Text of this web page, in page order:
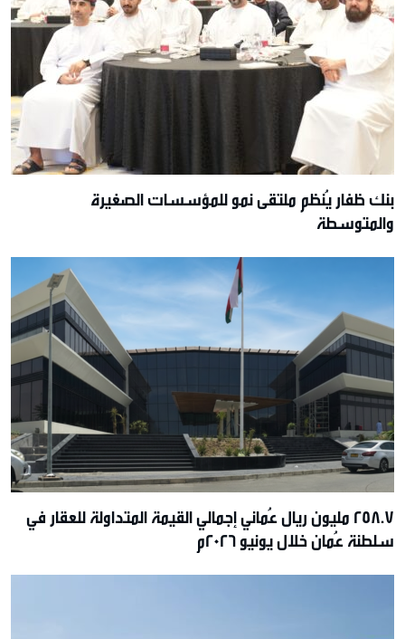
بنك ظفار يُنظم ملتقى نمو للمؤسسات الصغيرة
والمتوسطة
258.7 مليون ريال عُماني إجمالي القيمة المتداولة للعقار في
سلطنة عُمان خلال يونيو 2026م